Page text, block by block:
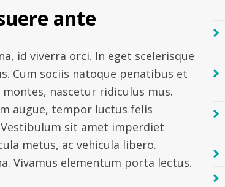
ante
id viverra orci. In eget scelerisque
Cum sociis natoque penatibus et
nascetur ridiculus mus.
augue, tempor luctus felis
Vestibulum sit amet imperdiet
metus, ac vehicula libero.
Vivamus elementum porta lectus.